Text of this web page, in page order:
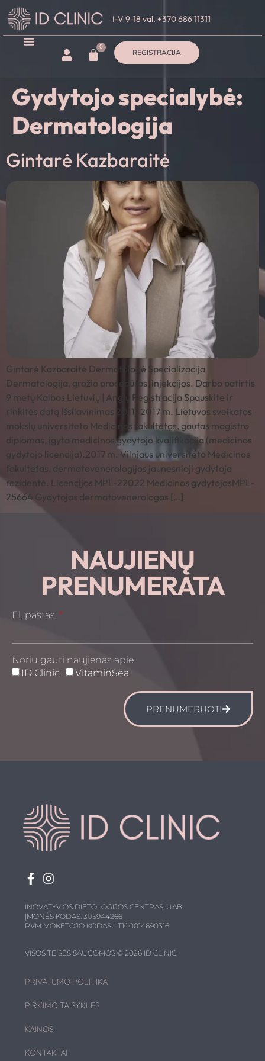
I-V 9-18 val. +370 686 11311
REGISTRACIJA
0
Gydytojo specialybė:
Dermatologija
Gintarė Kazbaraitė
Gintarė Kazbaraitė Dermatologė Specializacija
Dermatologija, grožio procedūros, injekcijos. Darbo patirtis
9 metų Kalbos Lietuvių | Anglų Registracija Spauskite ir
rinkitės datą Išsilavinimas 2011–2017 m. Lietuvos sveikatos
mokslų universiteto Medicinos fakultetas, gautas magistro
diplomas, įgyta medicinos gydytojo kvalifikacija (medicinos
gydytojo licencija).2017 m. Vilniaus universiteto Medicinos
fakultetas, dermatovenerologijos jaunesnioji gydytoja
rezidentė. Licencijos MPL-22022 Medicinos gydytojasMPL-
25664 Gydytojas dermatovenerologas […]
NAUJIENŲ
PRENUMERATA
El. paštas
Noriu gauti naujienas apie
ID Clinic
VitaminSea
PRENUMERUOTI
INOVATYVIOS DIETOLOGIJOS CENTRAS, UAB
ĮMONĖS KODAS: 305944266
PVM MOKĖTOJO KODAS: LT100014690316
VISOS TEISĖS SAUGOMOS © 2026 ID CLINIC
PRIVATUMO POLITIKA
PIRKIMO TAISYKLĖS
KAINOS
KONTAKTAI